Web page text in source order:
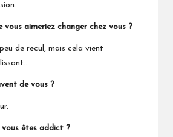
vous aimeriez changer chez vous ?
de recul, mais cela vient
de vous ?
êtes addict ?